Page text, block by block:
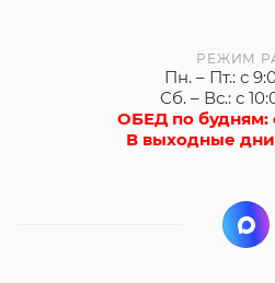
РЕЖИМ
Пн. – Пт.: с
Сб. – Вс.: с
ОБЕД по будням:
В выходные